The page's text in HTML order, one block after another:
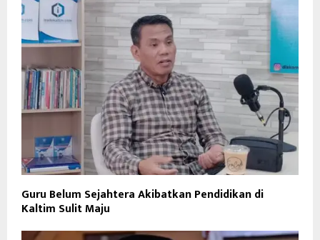
Guru Belum Sejahtera Akibatkan Pendidikan di
Kaltim Sulit Maju